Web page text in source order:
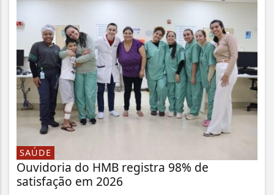
SAÚDE
Ouvidoria do HMB registra 98% de
satisfação em 2026